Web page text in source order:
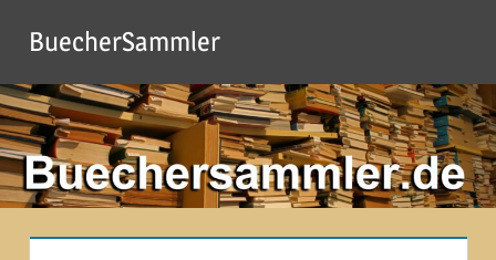
Inhalt
springen
BuecherSammler